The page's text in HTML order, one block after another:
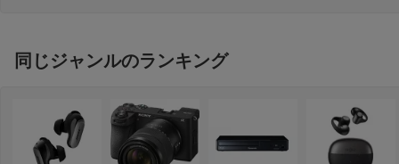
マ/秒（AFS/AFC/MF）
リアルタイム認識AF
動画ファイル形式
MP4：H.264/MPEG-4 AVC、H.265/HEV
C
同じジャンルのランキング